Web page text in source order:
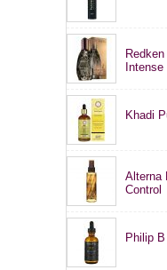
Intense
Khadi
Alterna
Control
Philip